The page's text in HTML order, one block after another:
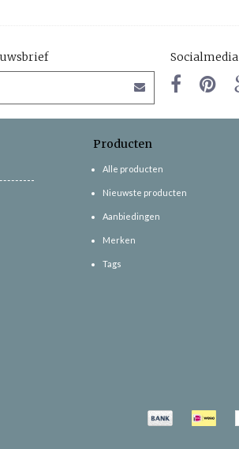
Socialmedia
Producten
Alle producten
Nieuwste producten
Aanbiedingen
Merken
Tags